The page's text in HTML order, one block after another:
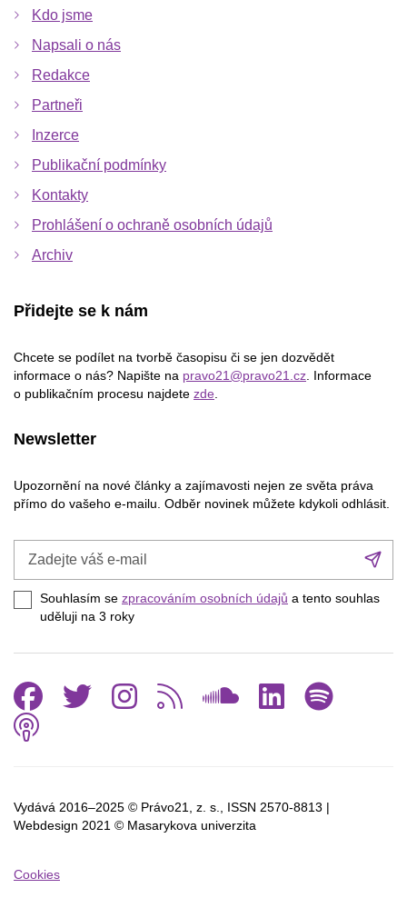
Kdo jsme
Napsali o nás
Redakce
Partneři
Inzerce
Publikační podmínky
Kontakty
Prohlášení o ochraně osobních údajů
Archiv
Přidejte se k nám
Chcete se podílet na tvorbě časopisu či se jen dozvědět
informace o nás? Napište na pravo21@pravo21.cz . Informace
o publikačním procesu najdete zde
Newsletter
Upozornění na nové články a zajímavosti nejen ze světa práva
přímo do vašeho e-mailu. Odběr novinek můžete kdykoli odhlásit.
e-
mail
Souhlasím se zpracováním osobních údajů a tento souhlas
uděluji na 3 roky
Vydává 2016–2025 © Právo21, z. s., ISSN 2570-8813 |
Webdesign 2021 © Masarykova univerzita
Cookies
Facebook
Twitter
Instagram
RSS
Podcast